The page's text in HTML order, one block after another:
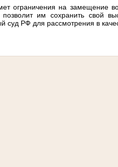
ограничения на замещение
им сохранить свой
суд РФ для рассмотрения в